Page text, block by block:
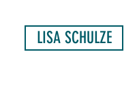
LISA SCHULZE